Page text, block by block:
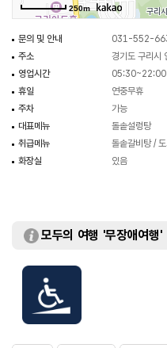
250m
문의 및 안내
031-552-
주소
경기도 구리시
영업시간
05:30~22:00
휴일
연중무휴
주차
가능
대표메뉴
돌솥설렁탕
취급메뉴
돌솥갈비탕 /
화장실
있음
모두의 여행 '무장애여행'